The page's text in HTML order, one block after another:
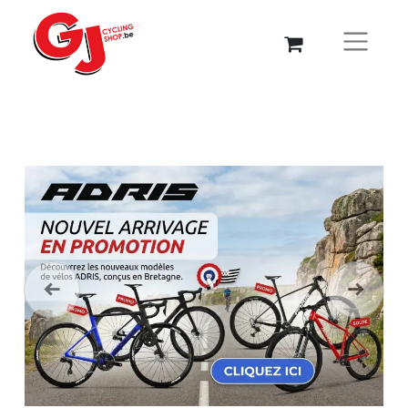
Précédent Suivant